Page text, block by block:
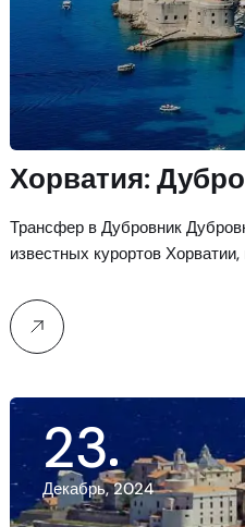
Хорватия:
Трансфер в Дубровник
известных курортов
23
Декабрь, 2024